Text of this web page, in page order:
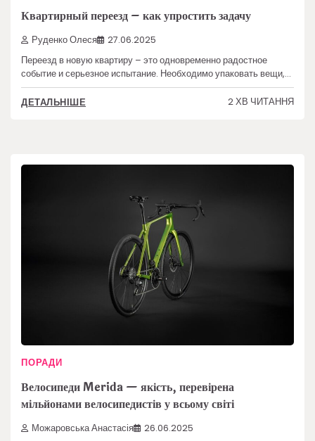
Квартирный переезд – как упростить задачу
Руденко Олеся 27.06.2025
Переезд в новую квартиру – это одновременно радостное
событие и серьезное испытание. Необходимо упаковать вещи,…
ДЕТАЛЬНІШЕ 2 ХВ ЧИТАННЯ
ПОРАДИ
Велосипеди Merida — якість, перевірена
мільйонами велосипедистів у всьому світі
Можаровська Анастасія 26.06.2025